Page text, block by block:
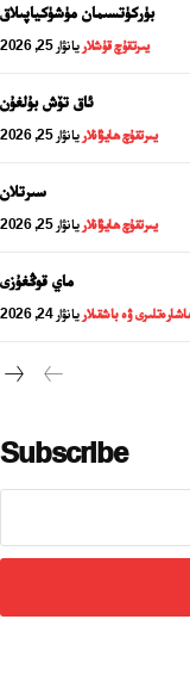
بۈركۈتسىمان مۈشۈكياپىلاق
يىرتقۇچ قۇشلار يانۋار 25, 2026
ئاق تۆش بۇلغۇن
يىرتقۇچ ھايۋانلار يانۋار 25, 2026
سىرتلان
يىرتقۇچ ھايۋانلار يانۋار 25, 2026
ماي قوڭغۇزى
ۋە باشقىلار يانۋار 24, 2026
Subscribe